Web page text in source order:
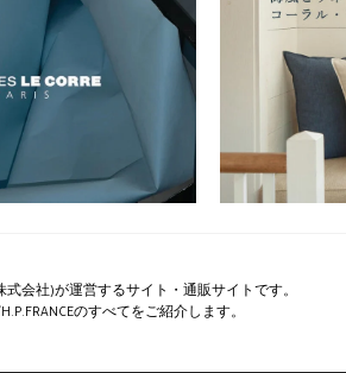
式会社)が運営するサイト・通販サイトです。
のすべてをご紹介します。